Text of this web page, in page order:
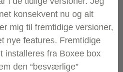
konsekvent nu og alt
mig til fremtidige versioner,
nye features. Fremtidige
installeres fra Boxee box
den “besværlige”